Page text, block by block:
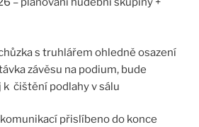
s truhlářem ohledně osazení
závěsu na podium, bude
čištění podlahy v sálu
přislíbeno do konce